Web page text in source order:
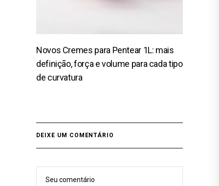
Novos Cremes para Pentear 1L: mais
definição, força e volume para cada tipo
de curvatura
DEIXE UM COMENTÁRIO